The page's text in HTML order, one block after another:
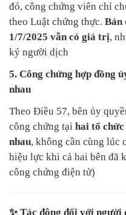
đó, công chứng viên chỉ
theo Luật chứng thực. Bản
1/7/2025 vẫn có giá trị,
ký người dịch
5. Công chứng hợp đồng
nhau
Theo Điều 57, bên ủy
công chứng tại hai tổ chức
nhau, không cần cùng lúc
hiệu lực khi cả hai bên đã
công chứng điện tử)
✨ Tác động đối với người